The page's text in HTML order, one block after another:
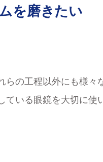
を磨きたい
らの工程以外にも様々
ている眼鏡を大切に使